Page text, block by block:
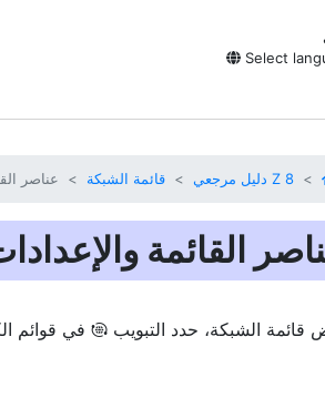
Select
Z 8 دليل مرجعي قائمة الشبكة عناصر
القائمة
قائمة الشبكة، حدد التبويب F في قوائم